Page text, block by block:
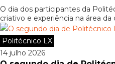
O dia dos participantes da
criativo e experiência na área da
Politécnico LX
14 julho 2026